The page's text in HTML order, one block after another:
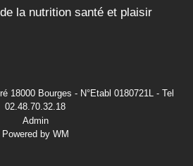
la nutrition santé et plaisir
18000 Bourges - N°Etabl 0180721L - Tel
02.48.70.32.18
Admin
Powered by WM